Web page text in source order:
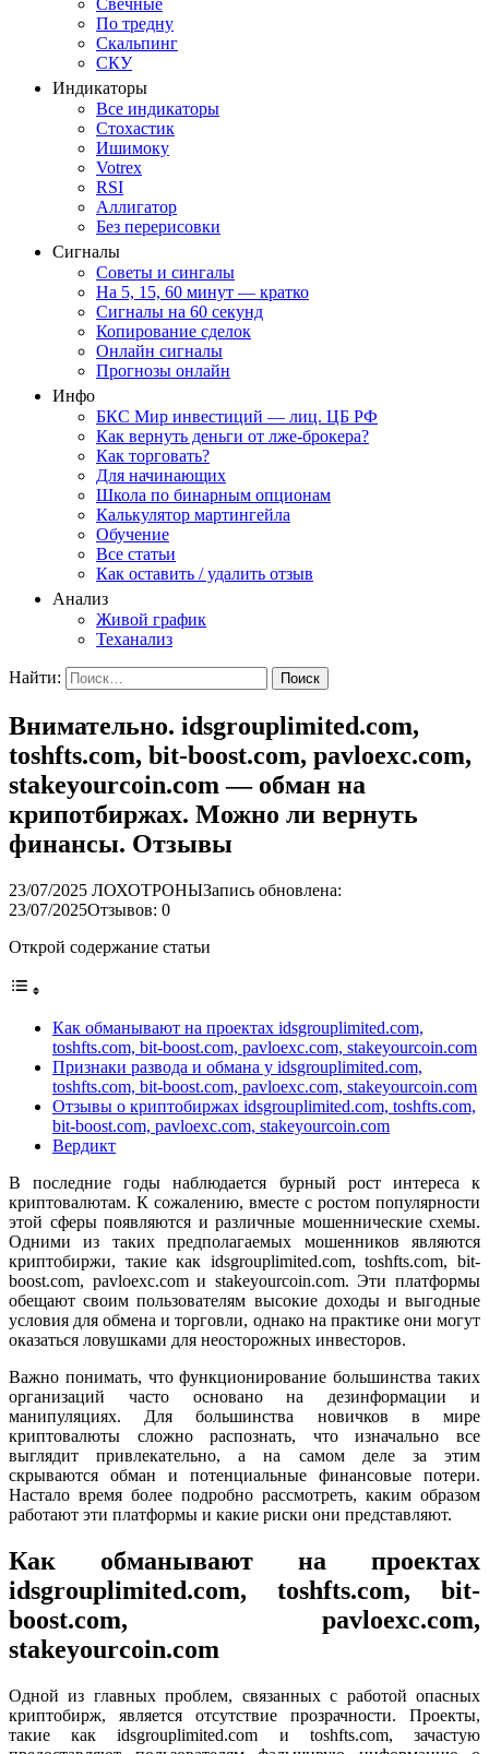
Свечные
По тредну
Скальпинг
СКУ
Индикаторы
Все индикаторы
Стохастик
Ишимоку
Votrex
RSI
Аллигатор
Без перерисовки
Сигналы
Советы и сингалы
На 5, 15, 60 минут — кратко
Сигналы на 60 секунд
Копирование сделок
Онлайн сигналы
Прогнозы онлайн
Инфо
БКС Мир инвестиций — лиц. ЦБ РФ
Как вернуть деньги от лже-брокера?
Как торговать?
Для начинающих
Школа по бинарным опционам
Калькулятор мартингейла
Обучение
Все статьи
Как оставить / удалить отзыв
Анализ
Живой график
Теханализ
Найти:
Внимательно. idsgrouplimited.com,
toshfts.com, bit-boost.com, pavloexc.com,
stakeyourcoin.com — обман на
крипотбиржах. Можно ли вернуть
финансы. Отзывы
23/07/2025 ЛОХОТРОНЫЗапись обновлена:
23/07/2025Отзывов: 0
Открой содержание статьи
Как обманывают на проектах idsgrouplimited.com,
toshfts.com, bit-boost.com, pavloexc.com, stakeyourcoin.com
Признаки развода и обмана у idsgrouplimited.com,
toshfts.com, bit-boost.com, pavloexc.com, stakeyourcoin.com
Отзывы о криптобиржах idsgrouplimited.com, toshfts.com,
bit-boost.com, pavloexc.com, stakeyourcoin.com
Вердикт
В последние годы наблюдается бурный рост интереса к
криптовалютам. К сожалению, вместе с ростом популярности
этой сферы появляются и различные мошеннические схемы.
Одними из таких предполагаемых мошенников являются
криптобиржи, такие как idsgrouplimited.com, toshfts.com, bit-
boost.com, pavloexc.com и stakeyourcoin.com. Эти платформы
обещают своим пользователям высокие доходы и выгодные
условия для обмена и торговли, однако на практике они могут
оказаться ловушками для неосторожных инвесторов.
Важно понимать, что функционирование большинства таких
организаций часто основано на дезинформации и
манипуляциях. Для большинства новичков в мире
криптовалюты сложно распознать, что изначально все
выглядит привлекательно, а на самом деле за этим
скрываются обман и потенциальные финансовые потери.
Настало время более подробно рассмотреть, каким образом
работают эти платформы и какие риски они представляют.
Как обманывают на проектах
idsgrouplimited.com, toshfts.com, bit-
boost.com, pavloexc.com,
stakeyourcoin.com
Одной из главных проблем, связанных с работой опасных
криптобирж, является отсутствие прозрачности. Проекты,
такие как idsgrouplimited.com и toshfts.com, зачастую